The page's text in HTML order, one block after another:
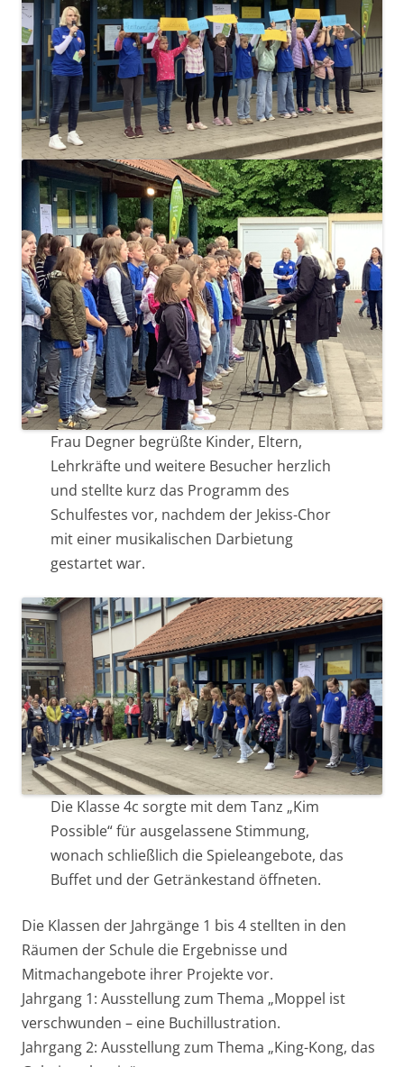
Frau Degner begrüßte Kinder, Eltern,
Lehrkräfte und weitere Besucher herzlich
und stellte kurz das Programm des
Schulfestes vor, nachdem der Jekiss-Chor
mit einer musikalischen Darbietung
gestartet war.
Die Klasse 4c sorgte mit dem Tanz „Kim
Possible“ für ausgelassene Stimmung,
wonach schließlich die Spieleangebote, das
Buffet und der Getränkestand öffneten.
Die Klassen der Jahrgänge 1 bis 4 stellten in den
Räumen der Schule die Ergebnisse und
Mitmachangebote ihrer Projekte vor.
Jahrgang 1: Ausstellung zum Thema „Moppel ist
verschwunden – eine Buchillustration.
Jahrgang 2: Ausstellung zum Thema „King-Kong, das